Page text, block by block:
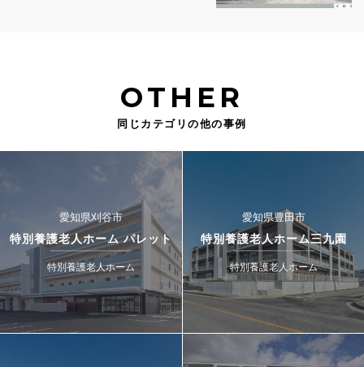
OTHER
同じカテゴリの他の事例
愛知県刈谷市
特別養護老人ホーム パレット
特別養護老人ホーム
愛知県豊田市
特別養護老人ホーム三九園
特別養護老人ホーム